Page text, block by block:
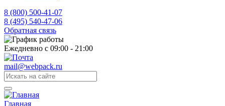
8 (800) 500-41-07
8 (495) 540-47-06
Обратная связь
Ежедневно с 09:00 - 21:00
mail@webpack.ru
Главная